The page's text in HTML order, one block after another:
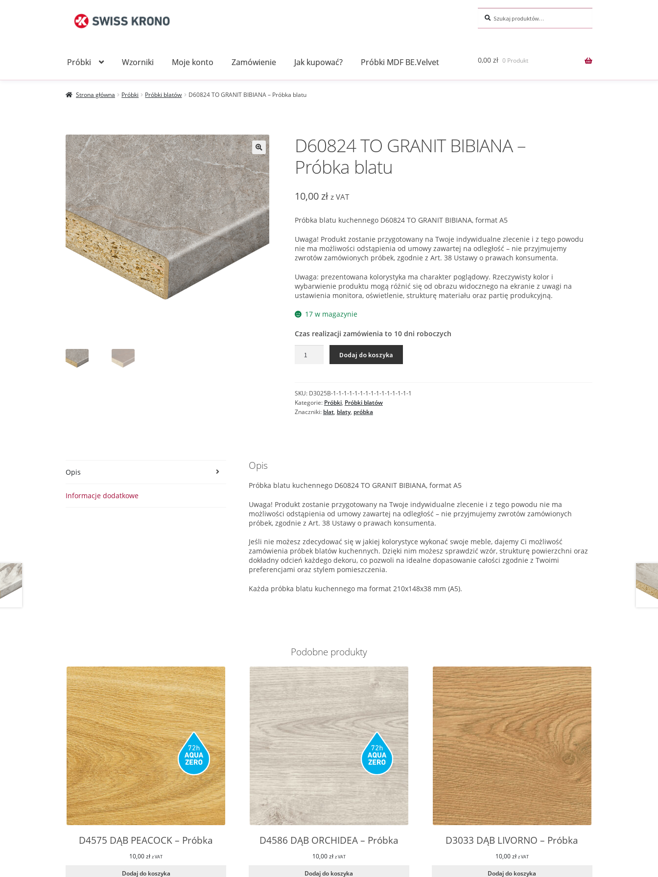
Przejdź
nawigacji
Przejdź
treści
Próbki Wzorniki Moje konto Zamówienie Jak kupować? Próbki MDF BE.Velvet 0,00 zł 0 Produkt
Strona główna Próbki Próbki blatów D60824 TO GRANIT BIBIANA – Próbka blatu
D60824 TO GRANIT BIBIANA –
Próbka blatu
10,00zł z VAT
Próbka blatu kuchennego D60824 TO GRANIT BIBIANA, format A5
Uwaga! Produkt zostanie przygotowany na Twoje indywidualne zlecenie i z tego powodu
nie ma możliwości odstąpienia od umowy zawartej na odległość – nie przyjmujemy
zwrotów zamówionych próbek, zgodnie z Art. 38 Ustawy o prawach konsumenta.
Uwaga: prezentowana kolorystyka ma charakter poglądowy. Rzeczywisty kolor i
wybarwienie produktu mogą różnić się od obrazu widocznego na ekranie z uwagi na
ustawienia monitora, oświetlenie, strukturę materiału oraz partię produkcyjną.
17 w magazynie
Czas realizacji zamówienia to 10 dni roboczych
D60824
-
Próbka
blatu
Dodaj do koszyka
SKU: D3025B-1-1-1-1-1-1-1-1-1-1-1-1-1-1-1
Kategorie: Próbki, Próbki blatów
Znaczniki: blat, blaty, próbka
Opis
Informacje dodatkowe
Opis
Próbka blatu kuchennego D60824 TO GRANIT BIBIANA, format A5
Uwaga! Produkt zostanie przygotowany na Twoje indywidualne zlecenie i z tego powodu nie ma
możliwości odstąpienia od umowy zawartej na odległość – nie przyjmujemy zwrotów zamówionych
próbek, zgodnie z Art. 38 Ustawy o prawach konsumenta.
Jeśli nie możesz zdecydować się w jakiej kolorystyce wykonać swoje meble, dajemy Ci możliwość
zamówienia próbek blatów kuchennych. Dzięki nim możesz sprawdzić wzór, strukturę powierzchni oraz
dokładny odcień każdego dekoru, co pozwoli na idealne dopasowanie całości zgodnie z Twoimi
preferencjami oraz stylem pomieszczenia.
Każda próbka blatu kuchennego ma format 210x148x38 mm (A5).
Podobne produkty
D4575 DĄB PEACOCK – Próbka
10,00zł z VAT
Dodaj do koszyka
D4586 DĄB ORCHIDEA – Próbka
10,00zł z VAT
Dodaj do koszyka
D3033 DĄB LIVORNO – Próbka
10,00zł z VAT
Dodaj do koszyka